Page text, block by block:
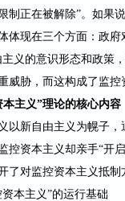
制正在被解除”。如果
体现在三个方面：政
义的意识形态和政策
威胁，而这构成了监控
本主义”理论的核心内容
以新自由主义为幌子
控资本主义却亲手“开
了对监控资本主义抵制
资本主义”的运行基础